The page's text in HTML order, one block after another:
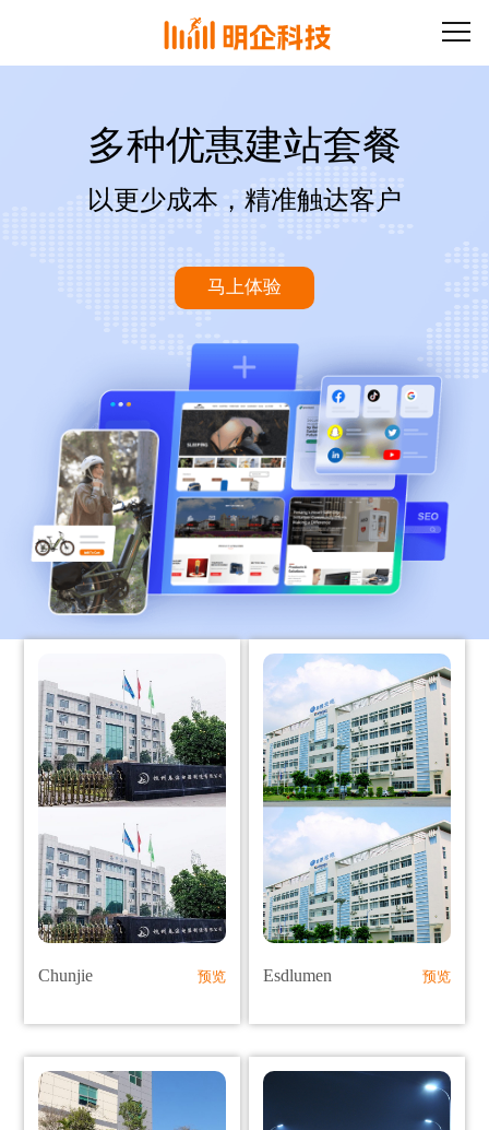
多种优惠建站套餐
以更少成本，精准触达客户
马上体验
预览
Chunjie 预览
Esdlumen